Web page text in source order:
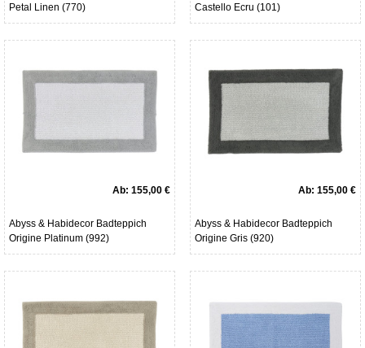
Petal Linen (770)
Castello Ecru (101)
Ab: 155,00 €
Abyss & Habidecor Badteppich
Origine Platinum (992)
Ab: 155,00 €
Abyss & Habidecor Badteppich
Origine Gris (920)